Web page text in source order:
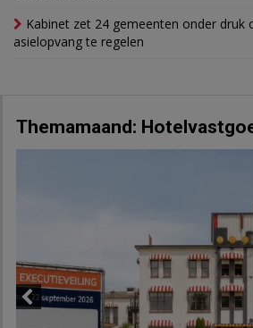
Kabinet zet 24 gemeenten onder druk
asielopvang te regelen
Themamaand: